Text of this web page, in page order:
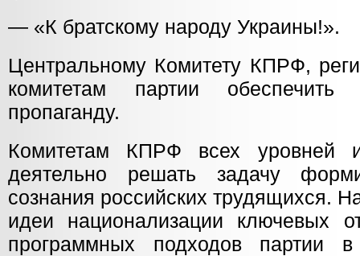
— «К братскому народу Украины!».
Центральному Комитету КПРФ,
комитетам партии
пропаганду.
Комитетам КПРФ всех уровней
деятельно решать задачу
сознания российских трудящихся.
идеи национализации ключевых
программных подходов партии